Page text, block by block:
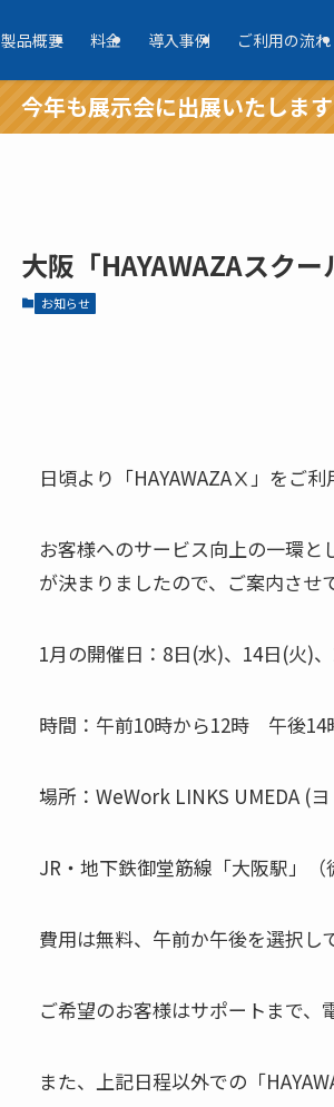
製品概要 料金 導入事例 ご利用の流れ
今年も展示会に出展いたしま
大阪「HAYAWAZAスク
お知らせ
日頃より「HAYAWAZAⅩ」をご利
お客様へのサービス向上の一環と
が決まりましたので、ご案内させ
1月の開催日：8日(水)、14日(火)
時間：午前10時から12時 午後
場所：WeWork LINKS UMEDA (
JR・地下鉄御堂筋線「大阪駅」
費用は無料、午前か午後を選択し
ご希望のお客様はサポートまで、
また、上記日程以外での「